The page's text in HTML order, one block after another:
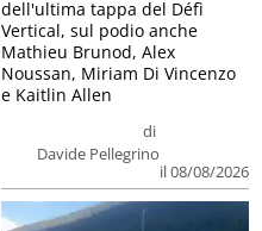
di
Davide Pellegrino
il 08/08/2026
dell'ultima tappa del Défì
Vertical, sul podio anche
Mathieu Brunod, Alex
Noussan, Miriam Di Vincenzo
e Kaitlin Allen